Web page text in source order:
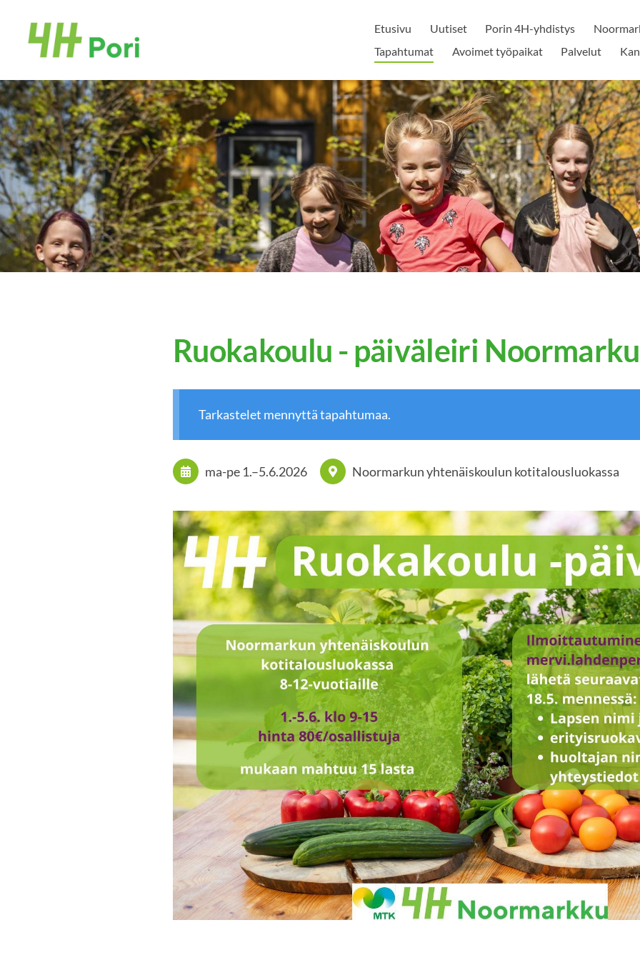
sivun
sisältöön
Porin Ja Noormarkun 4H-yhdistykset
Etusivu Uutiset Porin 4H-yhdistys
Tapahtumat
Avoimet työpaikat Palvelut
Ruokakoulu - päiväleiri
Tarkastelet mennyttä tapahtumaa.
ma-pe 1.–5.6.2026 Noormarkun yhtenäiskoulun kotitalousluokassa